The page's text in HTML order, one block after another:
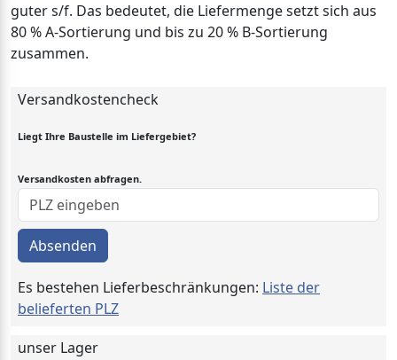
guter s/f. Das bedeutet, die Liefermenge setzt sich aus
80 % A-Sortierung und bis zu 20 % B-Sortierung
zusammen.
Versandkostencheck
Liegt Ihre Baustelle im Liefergebiet?
Versandkosten abfragen.
Absenden
Es bestehen Lieferbeschränkungen: Liste der
belieferten PLZ
unser Lager